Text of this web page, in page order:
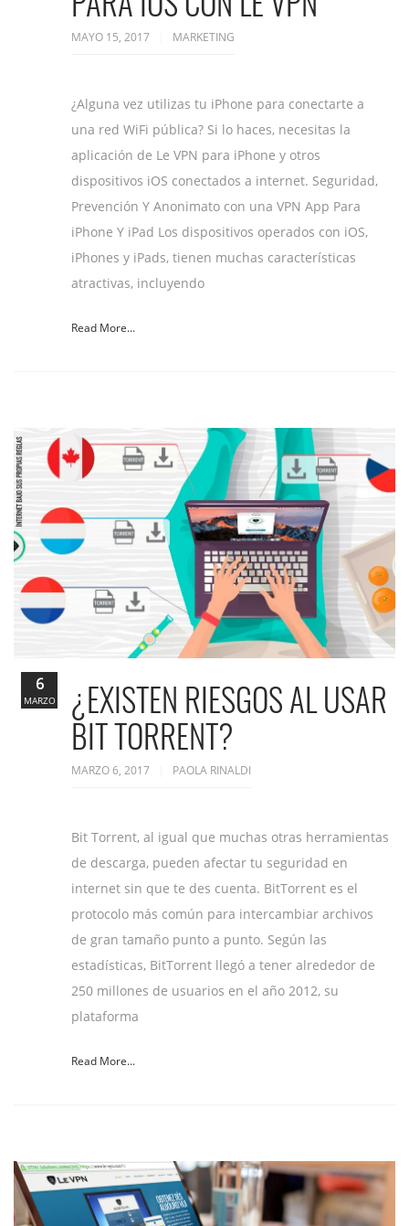
MAYO 15, 2017 MARKETING
¿Alguna vez utilizas tu iPhone para conectarte a
una red WiFi pública? Si lo haces, necesitas la
aplicación de Le VPN para iPhone y otros
dispositivos iOS conectados a internet. Seguridad,
Prevención Y Anonimato con una VPN App Para
iPhone Y iPad Los dispositivos operados con iOS,
iPhones y iPads, tienen muchas características
atractivas, incluyendo
Read More...
¿EXISTEN RIESGOS AL USAR
BIT TORRENT?
MARZO 6, 2017 PAOLA RINALDI
Bit Torrent, al igual que muchas otras herramientas
de descarga, pueden afectar tu seguridad en
internet sin que te des cuenta. BitTorrent es el
protocolo más común para intercambiar archivos
de gran tamaño punto a punto. Según las
estadísticas, BitTorrent llegó a tener alrededor de
250 millones de usuarios en el año 2012, su
plataforma
Read More...
6
MARZO